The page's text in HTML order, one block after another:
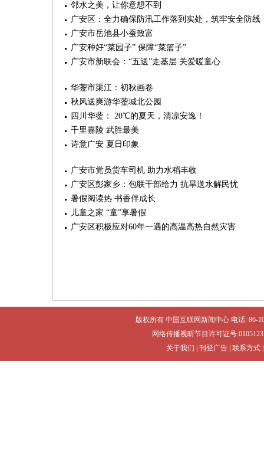
邻水之美，让你意想不到
广安区：全力确保防汛工作落到实处，筑牢安全防线
广安市岳池县小蚕致富
广安种好“菜园子” 保障“菜篮子”
广安市新联会：“五送”走基层 关爱暖童心
华蓥市渠江：初秋画卷
秋风送爽游华蓥城北公园
四川华蓥： 20℃的夏天，清凉安逸！
千里嘉陵 武胜最美
诗意广安 夏日印象
广安市党员货车司机 助力水稻丰收
广安区彭家乡：包联干部给力 抗旱送水解民忧
暑假阅读热 书香伴成长
儿童之家 “童”享暑假
广安区积极应对60年一遇的高温高热自然灾害